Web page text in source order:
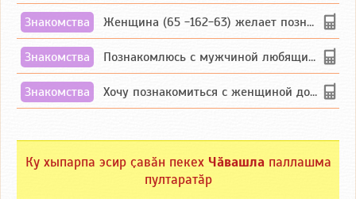
Знакомства Женщина (65 -162-63) желает познакомиться с одиноким, добродушным, без вредных ...
Знакомства Познакомлюсь с мужчиной любящим танцевать и петь на родном чувашском языке
Знакомства Хочу познакомиться с женщиной до 55 лет чувашской или русской национальности дл...
Ку хыпарпа эсир ҫавӑн пекех Чӑвашла паллашма
пултаратӑр